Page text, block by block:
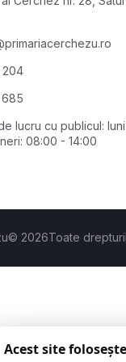
204
685
lucru cu publicul:
08:00 - 14:00
© 2026Toate
Acest site